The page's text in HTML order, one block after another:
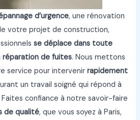
d’urgence, une rénovation
votre projet de construction,
se déplace dans toute
réparation de fuites. Nous mettons
service pour intervenirrapidement
un travail soigné qui répond à
confiance à notre savoir-faire
de qualité, que vous soyez à Paris,